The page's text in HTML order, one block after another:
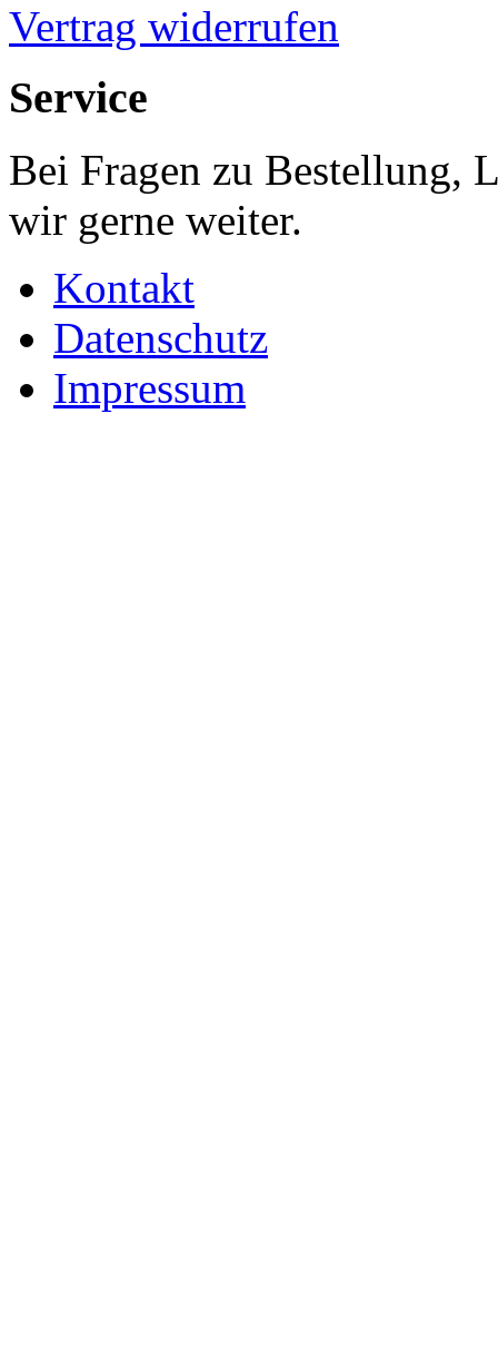
Vertrag widerrufen
Service
Bei Fragen zu Bestellung,
wir gerne weiter.
Kontakt
Datenschutz
Impressum